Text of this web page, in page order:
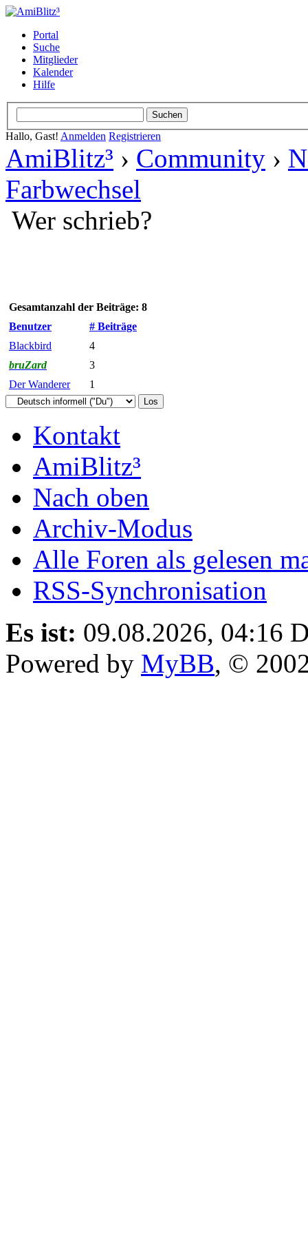
Portal
Suche
Mitglieder
Kalender
Hilfe
Hallo, Gast! Anmelden Registrieren
AmiBlitz³ › Community ›
Farbwechsel
Wer schrieb?
Gesamtanzahl der Beiträge: 8
Benutzer
# Beiträge
Blackbird
4
bruZard
3
Der Wanderer
1
Kontakt
AmiBlitz³
Nach oben
Archiv-Modus
Alle Foren als gelesen
RSS-Synchronisation
Es ist: 09.08.2026, 04:16
Powered by MyBB, ©